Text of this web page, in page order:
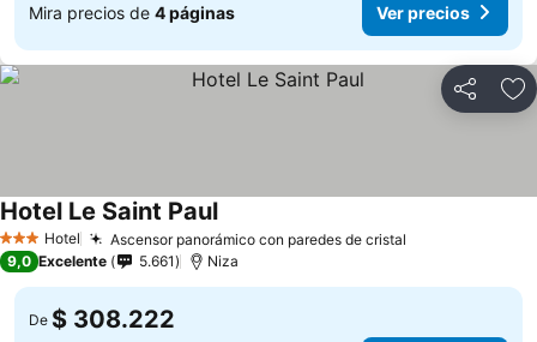
Mira precios de 4 páginas Ver precios
Compartir
3 Estrellas
Hotel Ascensor panorámico con paredes de cristal
Hotel Le Saint Paul
9,0 Excelente 5.661 Niza
De $ 308.222